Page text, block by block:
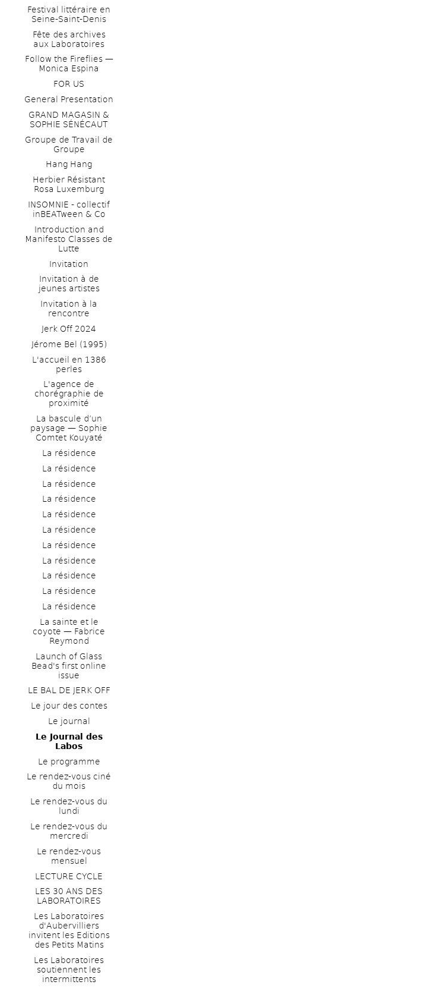
Festival littéraire en
Seine-Saint-Denis
Fête des archives
aux Laboratoires
Follow the Fireflies —
Monica Espina
FOR US
General Presentation
GRAND MAGASIN &
SOPHIE SÉNÉCAUT
Groupe de Travail de
Groupe
Hang Hang
Herbier Résistant
Rosa Luxemburg
INSOMNIE - collectif
inBEATween & Co
Introduction and
Manifesto Classes de
Lutte
Invitation
Invitation à de
jeunes artistes
Invitation à la
rencontre
Jerk Off 2024
Jérome Bel (1995)
L'accueil en 1386
perles
L'agence de
chorégraphie de
proximité
La bascule d’un
paysage — Sophie
Comtet Kouyaté
La résidence
La résidence
La résidence
La résidence
La résidence
La résidence
La résidence
La résidence
La résidence
La résidence
La résidence
La sainte et le
coyote — Fabrice
Reymond
Launch of Glass
Bead's first online
issue
LE BAL DE JERK OFF
Le jour des contes
Le journal
Le Journal des
Labos
Le programme
Le rendez-vous ciné
du mois
Le rendez-vous du
lundi
Le rendez-vous du
mercredi
Le rendez-vous
mensuel
LECTURE CYCLE
LES 30 ANS DES
LABORATOIRES
Les Laboratoires
d'Aubervilliers
invitent les Editions
des Petits Matins
Les Laboratoires
soutiennent les
intermittents